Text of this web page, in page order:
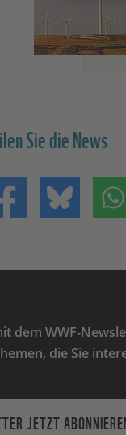
Sie die News
Teilen auf
dem WWF-
die Sie
JETZT